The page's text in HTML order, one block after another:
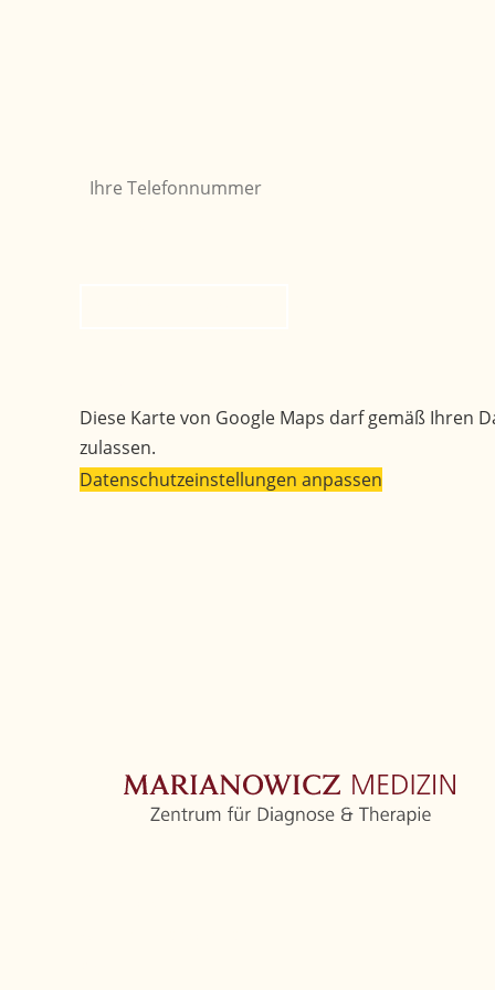
Diese Karte von Google Maps darf gemäß Ihren
zulassen.
Datenschutzeinstellungen anpassen